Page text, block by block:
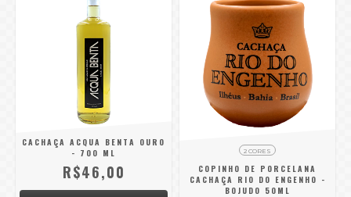
CACHAÇA ACQUA BENTA OURO
- 700 ML
R$46,00
2 CORES
COPINHO DE PORCELANA
CACHAÇA RIO DO ENGENHO -
BOJUDO 50ML